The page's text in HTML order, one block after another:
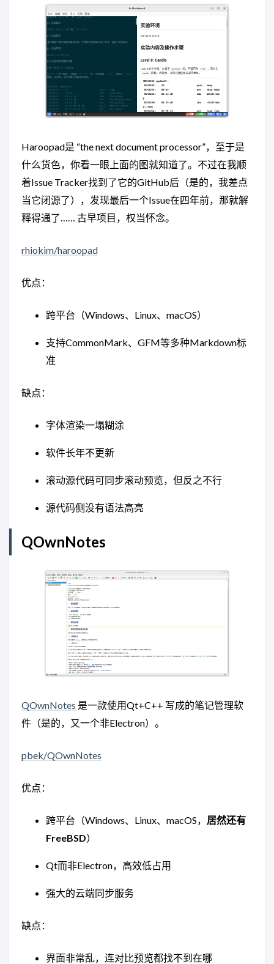
Haroopad是 “the next document processor”，至于是
什么货色，你看一眼上面的图就知道了。不过在我顺
着Issue Tracker找到了它的GitHub后（是的，我差点
当它闭源了），发现最后一个Issue在四年前，那就解
释得通了…… 古早项目，权当怀念。
rhiokim/haroopad
优点：
跨平台（Windows、Linux、macOS）
支持CommonMark、GFM等多种Markdown标
准
缺点：
字体渲染一塌糊涂
软件长年不更新
滚动源代码可同步滚动预览，但反之不行
源代码侧没有语法高亮
QOwnNotes
QOwnNotes 是一款使用Qt+C++ 写成的笔记管理软
件（是的，又一个非Electron）。
pbek/QOwnNotes
优点：
跨平台（Windows、Linux、macOS， 居然还有
FreeBSD）
Qt而非Electron，高效低占用
强大的云端同步服务
缺点：
界面非常乱，连对比预览都找不到在哪